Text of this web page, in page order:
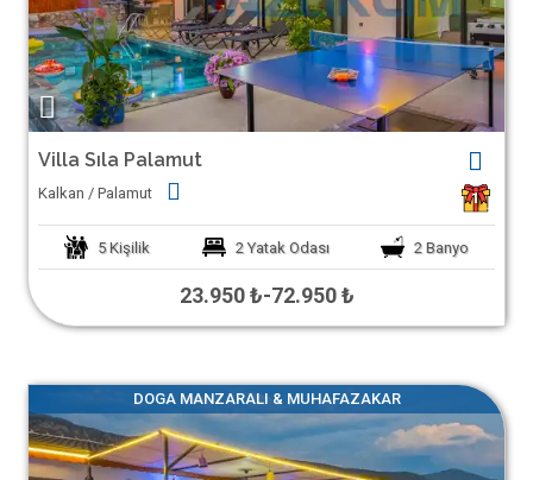
Villa Sıla Palamut
Kalkan / Palamut 1
5 Kişilik 2 Yatak Odası 2 Banyo
23.950 ₺-72.950 ₺
DOGA MANZARALI & MUHAFAZAKAR